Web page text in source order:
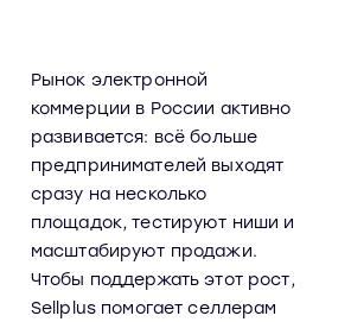
Рынок электронной
коммерции в России активно
развивается: всё больше
предпринимателей выходят
сразу на несколько
площадок, тестируют ниши и
масштабируют продажи.
Чтобы поддержать этот рост,
Sellplus помогает селлерам